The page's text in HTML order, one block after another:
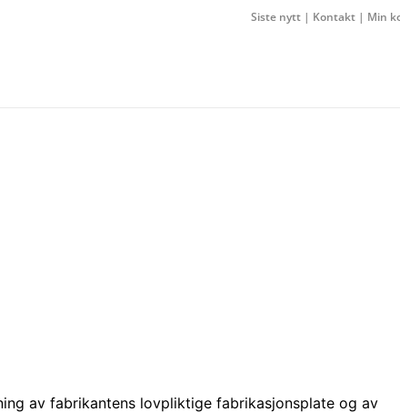
Siste nytt | Kontakt | Min
av fabrikantens lovpliktige fabrikasjonsplate og av